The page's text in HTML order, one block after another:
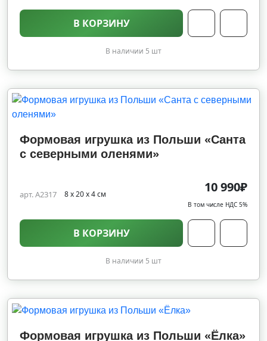
В КОРЗИНУ
В наличии 5 шт
Формовая игрушка из Польши «Санта
с северными оленями»
8 х 20 х 4 см
арт. A2317 10 990₽
В том числе НДС 5%
В КОРЗИНУ
В наличии 5 шт
Формовая игрушка из Польши «Ёлка»